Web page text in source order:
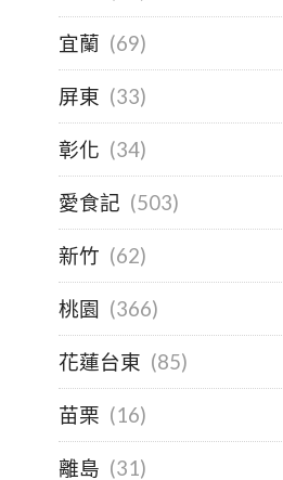
宜蘭 (69)
屏東 (33)
彰化 (34)
愛食記 (503)
新竹 (62)
桃園 (366)
花蓮台東 (85)
苗栗 (16)
離島 (31)